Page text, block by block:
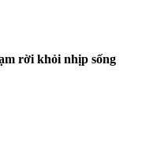
rời khỏi nhịp sống